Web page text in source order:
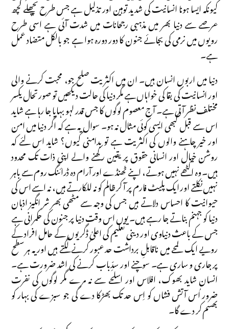
کیونکہ ایسا ہونا انسانیت کی شدید توہین اور تذلیل ہے جس طرح پچھلے کچھ
عرصے سے دنیا بھر میں مذہبی رجحانات میں شدت آئی ہے اسی طرح
رویوں میں نرمی کی بجائے جنون کا دور دورہ ہوا ہے جو بالکل متضاد عمل
ہے۔
دنیا میں اربوں انسان ہیں۔ ان میں اکثریت صلح جو، محبت کرنے والی
اور انسانیت کی بقا کی خواہاں ہے مگر دنیا کی حالت دیکھیں تو صورتحال یکسر
مختلف نظر آتی ہے۔ آج معصوم لوگوں کا جس قدر لہو بہایا جا رہا ہے شاید
اس سے قبل کبھی ایسی کوئی مثال نہ ہو۔ سوال یہ ہے کہ اگر دنیا میں امن
اور خیر چاہنے والوں کی اکثریت ہے تو بدامنی کیوں؟ شاید اس لئے کہ
روشن خیال اور انسانی حقوق پر یقین رکھنے والے اپنی ذات تک محدود
ہیں۔ وہ اکٹھے نہیں ہوتے، اپنے ٹھنڈے اور آرام دہ ڈرائنگ روم سے باہر
نہیں نکلتے اور ایک پلیٹ فارم پر آ کر ظالم کو نہ للکارتے ہیں، نہ اسے اس کی
حیوانیت کا احساس دلاتے ہیں جس کی وجہ سے مٹھی بھر شر انگیز اذہان
دنیا کو جہنم بناتے جا رہے ہیں۔ یوں اس وقت دنیا پر جنون کی حکمرانی ہے
جس کے باعث دنیاوی اور دینی تعلیم کی اعلیٰ ڈگریوں کے حامل افراد کے
رویے ایک لمحے میں ناقابلِ برداشت حد عبور کرنے لگتے ہیں اور یہ ہر سطح
پر جاری و ساری ہے۔ سوچنے اور سدِّباب کرنے کی اشد ضرورت ہے۔
انسان شاید بھوک، افلاس اور اسلحے سے نہ مرے مگر لوگوں کی نفرت
ضرور اُس آتش فشاں کو اِس حد تک بھڑکا دے گی جو سبزے کی بہار کو
بھسم کر دے گا۔